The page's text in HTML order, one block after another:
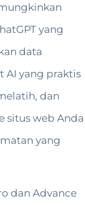
yang
data
AI yang praktis
dan
situs web Anda
yang
dan Advance